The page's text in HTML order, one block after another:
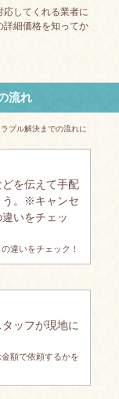
してくれる業者に
詳細価格を知ってか
流れ
ブル解決までの流れに
を伝えて手配
う。※キャンセ
いをチェッ
違いをチェック！
ッフが現地に
額で依頼するかを